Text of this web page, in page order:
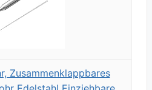
Zusammenklappbares